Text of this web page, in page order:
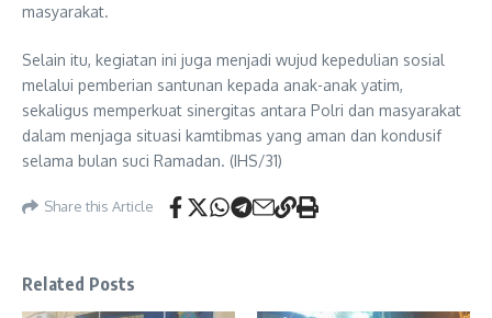
masyarakat.
Selain itu, kegiatan ini juga menjadi wujud kepedulian sosial
melalui pemberian santunan kepada anak-anak yatim,
sekaligus memperkuat sinergitas antara Polri dan masyarakat
dalam menjaga situasi kamtibmas yang aman dan kondusif
selama bulan suci Ramadan. (IHS/31)
Share this Article
Related Posts